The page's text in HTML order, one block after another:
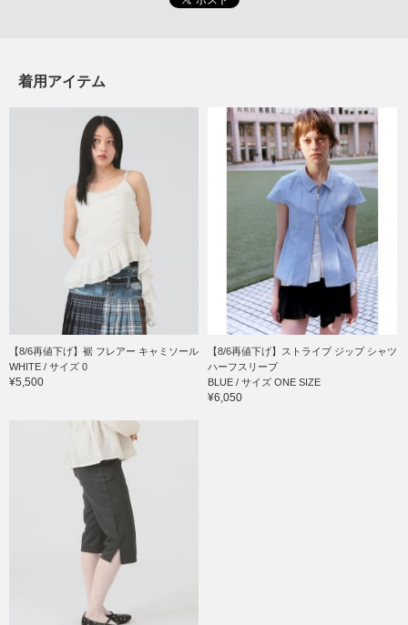
着用アイテム
【8/6再値下げ】裾 フレアー キャミソール
WHITE / サイズ 0
¥5,500
【8/6再値下げ】ストライプ ジップ シャツ
ハーフスリーブ
BLUE / サイズ ONE SIZE
¥6,050